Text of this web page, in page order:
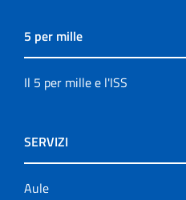
5 per mille
Il 5 per mille e l'ISS
SERVIZI
Aule